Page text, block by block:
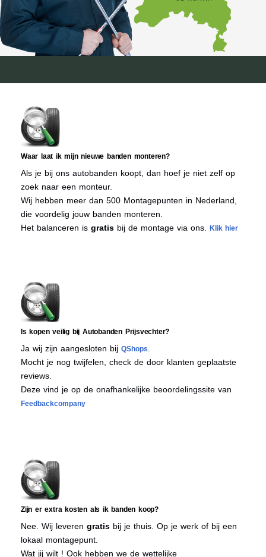
Waar laat ik mijn nieuwe banden monteren?
Als je bij ons autobanden koopt, dan hoef je niet zelf op
zoek naar een monteur.
Wij hebben meer dan 500 Montagepunten in Nederland,
die voordelig jouw banden monteren.
Het balanceren is gratis bij de montage via ons. Klik hier
Is kopen veilig bij Autobanden Prijsvechter?
Ja wij zijn aangesloten bij QShops
Mocht je nog twijfelen, check de door klanten geplaatste
reviews.
Deze vind je op de onafhankelijke beoordelingssite van
Feedbackcompany
Zijn er extra kosten als ik banden koop?
Nee. Wij leveren gratis bij je thuis. Op je werk of bij een
lokaal montagepunt.
Wat jij wilt ! Ook hebben we de wettelijke